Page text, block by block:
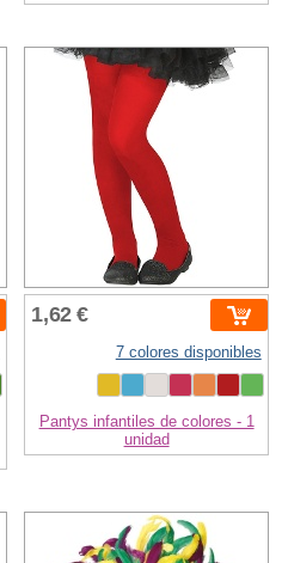
1,62 €
7 colores disponibles
Pantys infantiles de colores - 1
unidad